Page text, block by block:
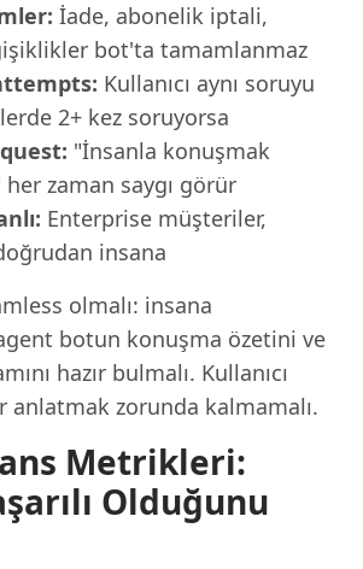
İade, abonelik iptali,
bot'ta tamamlanmaz
Kullanıcı aynı soruyu
2+ kez soruyorsa
"İnsanla konuşmak
zaman saygı görür
Enterprise müşteriler,
insana
olmalı: insana
botun konuşma özetini ve
hazır bulmalı. Kullanıcı
anlatmak zorunda kalmamalı.
Metrikleri:
Olduğunu